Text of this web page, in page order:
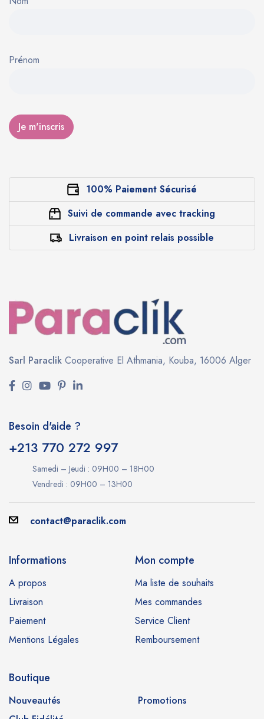
Prénom
100% Paiement Sécurisé
Suivi de commande avec tracking
Livraison en point relais possible
Sarl Paraclik Cooperative El Athmania, Kouba, 16006 Alger
Besoin d'aide ?
+213 770 272 997
Samedi – Jeudi : 09H00 – 18H00
Vendredi : 09H00 – 13H00
contact@paraclik.com
Informations
A propos
Livraison
Paiement
Mentions Légales
Mon compte
Ma liste de souhaits
Mes commandes
Service Client
Remboursement
Boutique
Nouveautés
Promotions